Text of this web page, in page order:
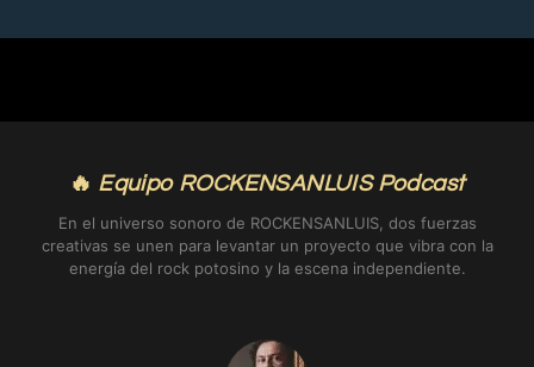
🔥 Equipo ROCKENSANLUIS Podcast
En el universo sonoro de ROCKENSANLUIS, dos fuerzas
creativas se unen para levantar un proyecto que vibra con la
energía del rock potosino y la escena independiente.